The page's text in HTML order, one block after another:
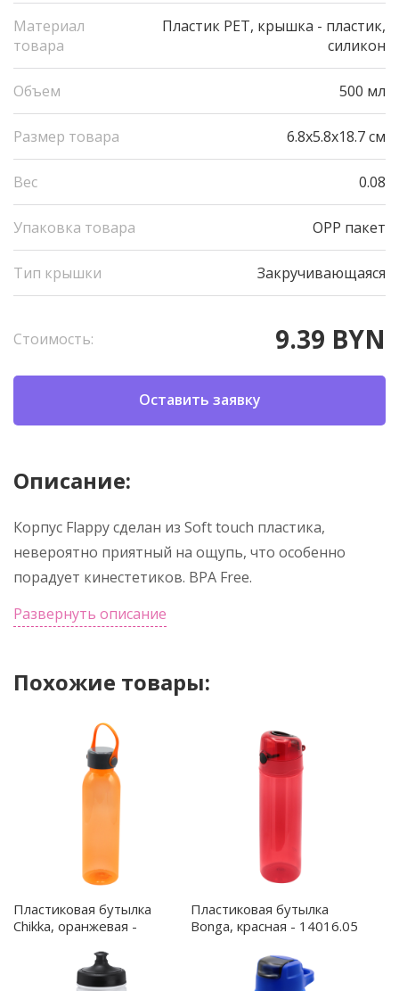
Материал
товара
Пластик PET, крышка - пластик,
силикон
Объем 500 мл
Размер товара 6.8x5.8x18.7 см
Вес 0.08
Упаковка товара OPP пакет
Тип крышки Закручивающаяся
Стоимость: 9.39 BYN
Оставить заявку
Описание:
Корпус Flappy сделан из Soft touch пластика,
невероятно приятный на ощупь, что особенно
порадует кинестетиков. BPA Free.
Развернуть описание
Похожие товары:
Пластиковая бутылка
Chikka, оранжевая -
Пластиковая бутылка
Bonga, красная - 14016.05